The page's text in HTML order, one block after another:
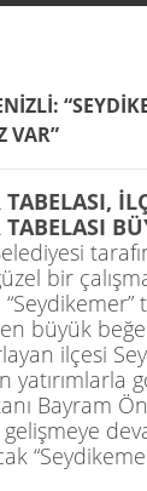
VAR”
TABELASI,
TABELASI
bir
büyük
ilçesi
Bayram